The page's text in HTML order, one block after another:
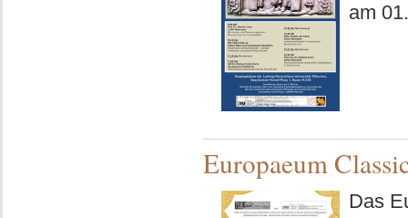
am
Europaeum
Das